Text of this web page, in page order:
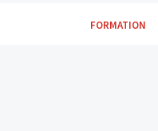
FORMATION